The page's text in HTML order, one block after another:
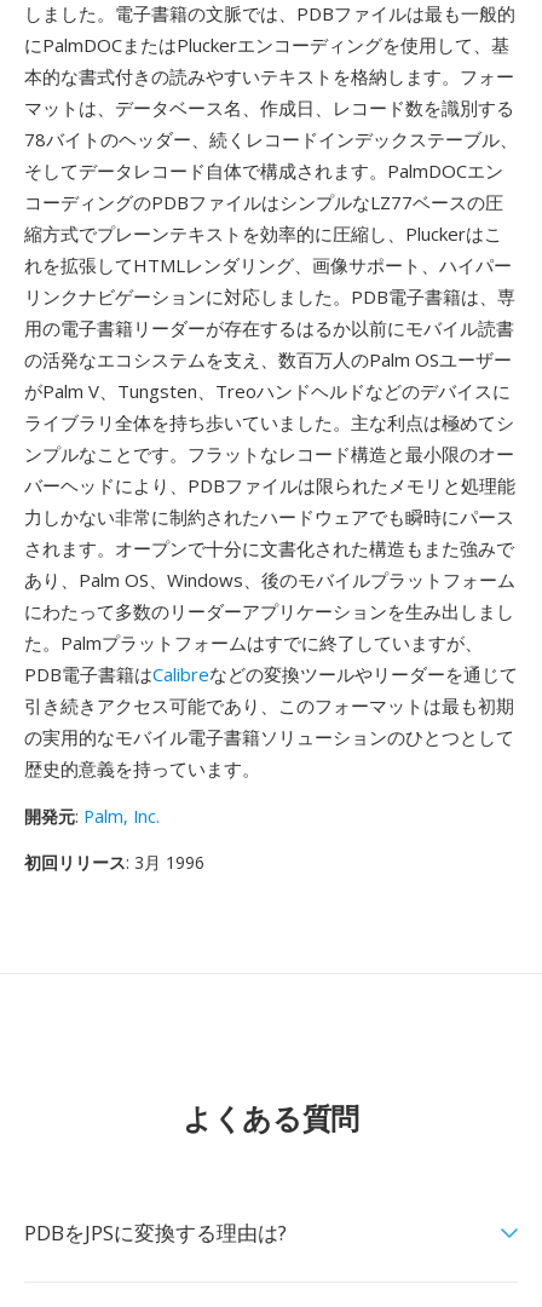
しました。電子書籍の文脈では、PDBファイルは最も一般的
にPalmDOCまたはPluckerエンコーディングを使用して、基
本的な書式付きの読みやすいテキストを格納します。フォー
マットは、データベース名、作成日、レコード数を識別する
78バイトのヘッダー、続くレコードインデックステーブル、
そしてデータレコード自体で構成されます。PalmDOCエン
コーディングのPDBファイルはシンプルなLZ77ベースの圧
縮方式でプレーンテキストを効率的に圧縮し、Pluckerはこ
れを拡張してHTMLレンダリング、画像サポート、ハイパー
リンクナビゲーションに対応しました。PDB電子書籍は、専
用の電子書籍リーダーが存在するはるか以前にモバイル読書
の活発なエコシステムを支え、数百万人のPalm OSユーザー
がPalm V、Tungsten、Treoハンドヘルドなどのデバイスに
ライブラリ全体を持ち歩いていました。主な利点は極めてシ
ンプルなことです。フラットなレコード構造と最小限のオー
バーヘッドにより、PDBファイルは限られたメモリと処理能
力しかない非常に制約されたハードウェアでも瞬時にパース
されます。オープンで十分に文書化された構造もまた強みで
あり、Palm OS、Windows、後のモバイルプラットフォーム
にわたって多数のリーダーアプリケーションを生み出しまし
た。Palmプラットフォームはすでに終了していますが、
PDB電子書籍はCalibreなどの変換ツールやリーダーを通じて
引き続きアクセス可能であり、このフォーマットは最も初期
の実用的なモバイル電子書籍ソリューションのひとつとして
歴史的意義を持っています。
開発元: Palm, Inc.
初回リリース: 3月 1996
よくある質問
PDBをJPSに変換する理由は?